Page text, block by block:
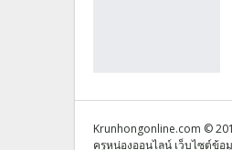
Krunhongonline.com ©
ครูหน่องออนไลน์ เว็บไซต์ข้อ